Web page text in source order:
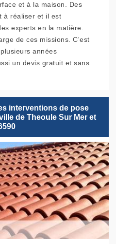
et à la maison. Des
à réaliser et il est
experts en la matière.
de ces missions. C'est
années
un devis gratuit et sans
interventions de pose
de Theoule Sur Mer et